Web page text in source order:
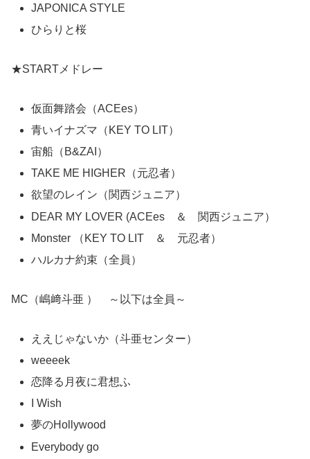
JAPONICA STYLE
ひらりと桜
★STARTメドレー
仮面舞踏会（ACEes）
青いイナズマ（KEY TO LIT）
宙船（B&ZAI）
TAKE ME HIGHER（元忍者）
欲望のレイン（関西ジュニア）
DEAR MY LOVER (ACEes ＆ 関西ジュニア）
Monster （KEY TO LIT ＆ 元忍者）
ハルカナ約束（全員）
MC（嶋﨑斗亜 ） ～以下は全員～
ええじゃないか（斗亜センター）
weeeek
恋降る月夜に君想ふ
I Wish
夢のHollywood
Everybody go